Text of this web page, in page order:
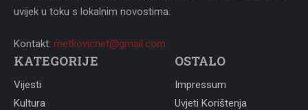
uvijek u toku s lokalnim novostima.
Kontakt: metkovicnet@gmail.com
KATEGORIJE
Vijesti
Kultura
OSTALO
Impressum
Uvjeti Korištenja